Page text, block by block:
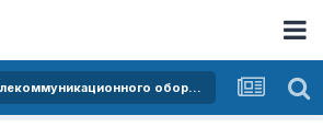
Покупка и продажа телекоммуникационного оборудования